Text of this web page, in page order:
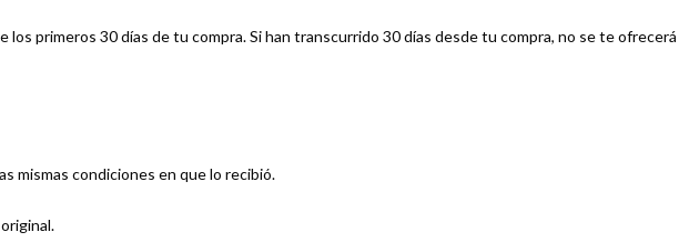
primeros 30 días de tu compra. Si han transcurrido 30 días desde tu compra, no se te
mismas condiciones en que lo recibió.